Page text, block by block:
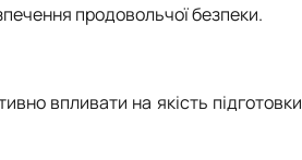
продовольчої безпеки.
впливати на якість підготовки